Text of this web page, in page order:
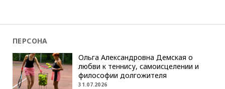
ПЕРСОНА
Ольга Александровна Демская о
любви к теннису, самоисцелении и
философии долгожителя
31.07.2026